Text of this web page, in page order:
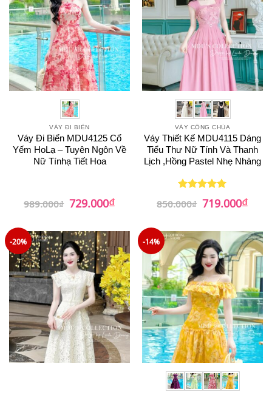
VÁY ĐI BIỂN
Váy Đi Biển MDU4125 Cổ
Yếm HoLạ – Tuyên Ngôn Về
Nữ Tínhạ Tiết Hoa
989.000₫ Giá
gốc
729.000₫Giá
hiện
729.000₫.
VÁY CÔNG CHÚA
Váy Thiết Kế MDU4115 Dáng
Tiểu Thư Nữ Tính Và Thanh
Lịch ,Hồng Pastel Nhẹ Nhàng
Được xếp
hạng
55
850.000₫ Giá
gốc
719.000₫Giá
hiện
-20% -14%